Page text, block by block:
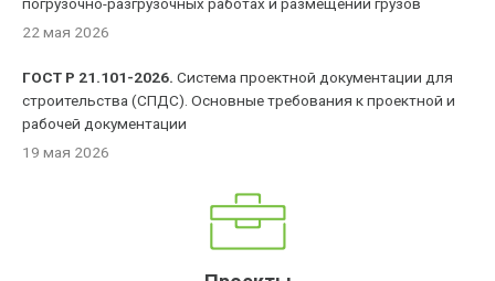
22 мая 2026
ГОСТ Р 21.101-2026. Система проектной документации для
строительства (СПДС). Основные требования к проектной и
рабочей документации
19 мая 2026